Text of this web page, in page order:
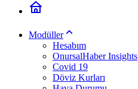
Modüller
Hesabım
OnursalHaber Insights
Covid 19
Döviz Kurları